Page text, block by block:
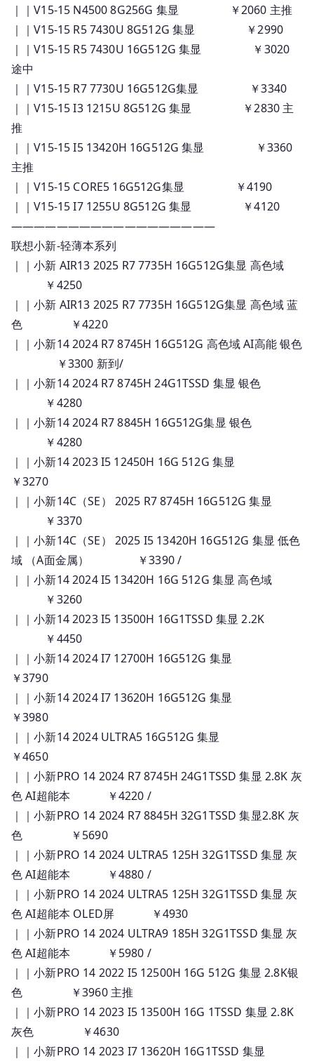
｜｜V15-15 N4500 8G256G 集显 ￥2060 主推
｜｜V15-15 R5 7430U 8G512G 集显 ￥2990
｜｜V15-15 R5 7430U 16G512G 集显 ￥3020
途中
｜｜V15-15 R7 7730U 16G512G集显 ￥3340
｜｜V15-15 I3 1215U 8G512G 集显 ￥2830 主
推
｜｜V15-15 I5 13420H 16G512G 集显 ￥3360
主推
｜｜V15-15 CORE5 16G512G集显 ￥4190
｜｜V15-15 I7 1255U 8G512G 集显 ￥4120
——————————————————
联想小新-轻薄本系列
｜｜小新 AIR13 2025 R7 7735H 16G512G集显 高色域
￥4250
｜｜小新 AIR13 2025 R7 7735H 16G512G集显 高色域 蓝
色 ￥4220
｜｜小新14 2024 R7 8745H 16G512G 高色域 AI高能 银色
￥3300 新到/
｜｜小新14 2024 R7 8745H 24G1TSSD 集显 银色
￥4280
｜｜小新14 2024 R7 8845H 16G512G集显 银色
￥4280
｜｜小新14 2023 I5 12450H 16G 512G 集显
￥3270
｜｜小新14C（SE） 2025 R7 8745H 16G512G 集显
￥3370
｜｜小新14C（SE） 2025 I5 13420H 16G512G 集显 低色
域 （A面金属） ￥3390 /
｜｜小新14 2024 I5 13420H 16G 512G 集显 高色域
￥3260
｜｜小新14 2023 I5 13500H 16G1TSSD 集显 2.2K
￥4450
｜｜小新14 2024 I7 12700H 16G512G 集显
￥3790
｜｜小新14 2024 I7 13620H 16G512G 集显
￥3980
｜｜小新14 2024 ULTRA5 16G512G 集显
￥4650
｜｜小新PRO 14 2024 R7 8745H 24G1TSSD 集显 2.8K 灰
色 AI超能本 ￥4220 /
｜｜小新PRO 14 2024 R7 8845H 32G1TSSD 集显2.8K 灰
色 ￥5690
｜｜小新PRO 14 2024 ULTRA5 125H 32G1TSSD 集显 灰
色 AI超能本 ￥4880 /
｜｜小新PRO 14 2024 ULTRA5 125H 32G1TSSD 集显 灰
色 AI超能本 OLED屏 ￥4930
｜｜小新PRO 14 2024 ULTRA9 185H 32G1TSSD 集显 灰
色 AI超能本 ￥5980 /
｜｜小新PRO 14 2022 I5 12500H 16G 512G 集显 2.8K银
色 ￥3960 主推
｜｜小新PRO 14 2023 I5 13500H 16G 1TSSD 集显 2.8K
灰色 ￥4630
｜｜小新PRO 14 2023 I7 13620H 16G1TSSD 集显